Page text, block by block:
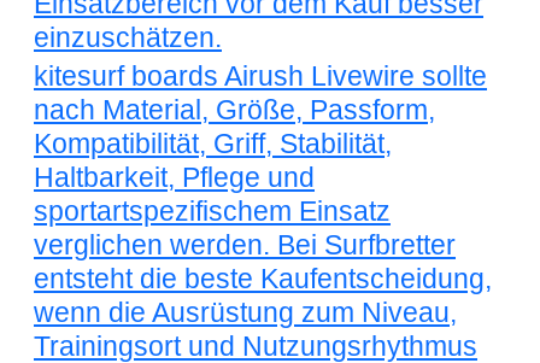
einzuschätzen.
kitesurf boards Airush Livewire sollte
nach Material, Größe, Passform,
Kompatibilität, Griff, Stabilität,
Haltbarkeit, Pflege und
sportartspezifischem Einsatz
verglichen werden. Bei Surfbretter
entsteht die beste Kaufentscheidung,
wenn die Ausrüstung zum Niveau,
Trainingsort und Nutzungsrhythmus